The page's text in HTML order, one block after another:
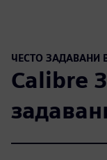
ЧЕСТО ЗАДАВАНИ
Calibre